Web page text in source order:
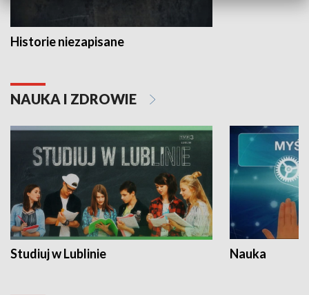
Historie niezapisane
NAUKA I ZDROWIE
Studiuj w Lublinie Nauka